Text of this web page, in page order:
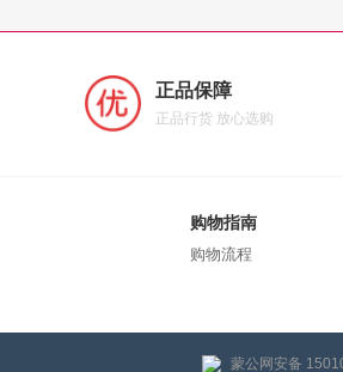
正品保障
正品行货 放心选购
购物指南
购物流程
蒙公网安备